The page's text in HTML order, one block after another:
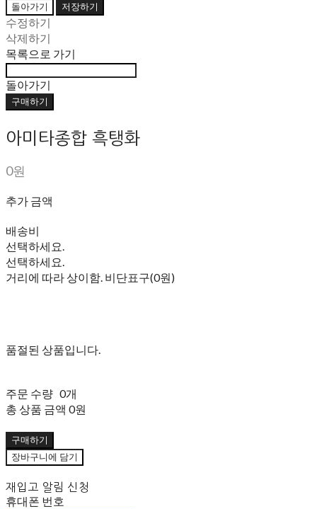
돌아가기 저장하기
수정하기
삭제하기
목록으로 가기
돌아가기
구매하기
아미타종합 흑탱화
0원
추가 금액
배송비
선택하세요.
선택하세요.
거리에 따라 상이함. 비단표구(0원)
품절된 상품입니다.
주문 수량 0개
총 상품 금액 0원
구매하기
장바구니에 담기
재입고 알림 신청
휴대폰 번호